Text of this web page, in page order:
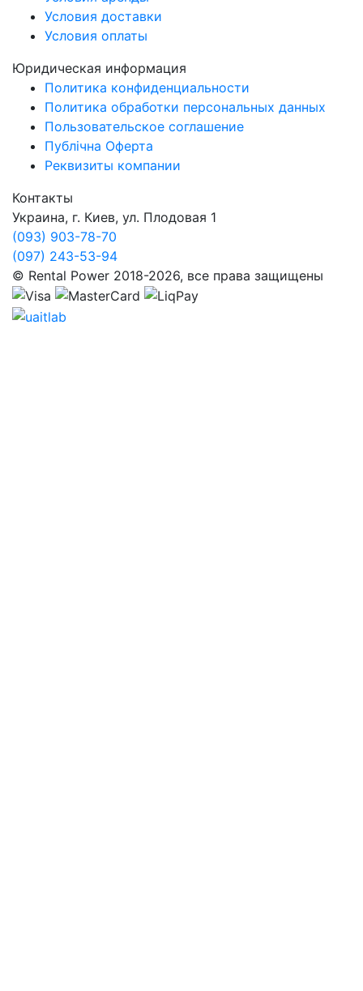
Условия доставки
Условия оплаты
Юридическая информация
Политика конфиденциальности
Политика обработки персональных данных
Пользовательское соглашение
Публічна Оферта
Реквизиты компании
Контакты
Украина, г. Киев, ул. Плодовая 1
(093) 903-78-70
(097) 243-53-94
© Rental Power 2018-2026, все права защищены